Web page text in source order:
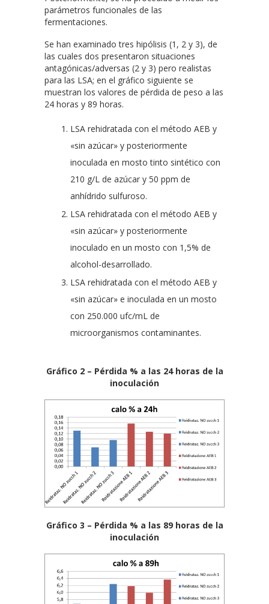
parámetros funcionales de las
fermentaciones.
Se han examinado tres hipólisis (1, 2 y 3), de
las cuales dos presentaron situaciones
antagónicas/adversas (2 y 3) pero realistas
para las LSA; en el gráfico siguiente se
muestran los valores de pérdida de peso a las
24 horas y 89 horas.
LSA rehidratada con el método AEB y
«sin azúcar» y posteriormente
inoculada en mosto tinto sintético con
210 g/L de azúcar y 50 ppm de
anhídrido sulfuroso.
LSA rehidratada con el método AEB y
«sin azúcar» y posteriormente
inoculado en un mosto con 1,5% de
alcohol-desarrollado.
LSA rehidratada con el método AEB y
«sin azúcar» e inoculada en un mosto
con 250.000 ufc/mL de
microorganismos contaminantes.
Gráfico 2 – Pérdida % a las 24 horas de la
inoculación
Gráfico 3 – Pérdida % a las 89 horas de la
inoculación